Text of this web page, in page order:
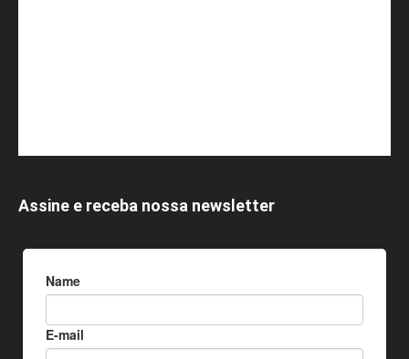
Assine e receba nossa newsletter